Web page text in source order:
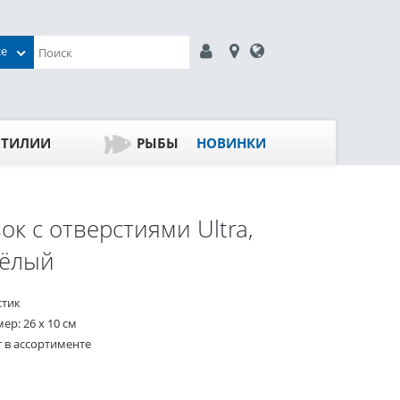
РЫБЫ НОВИНКИ
с отверстиями Ultra,
26 х 10 см
в ассортименте